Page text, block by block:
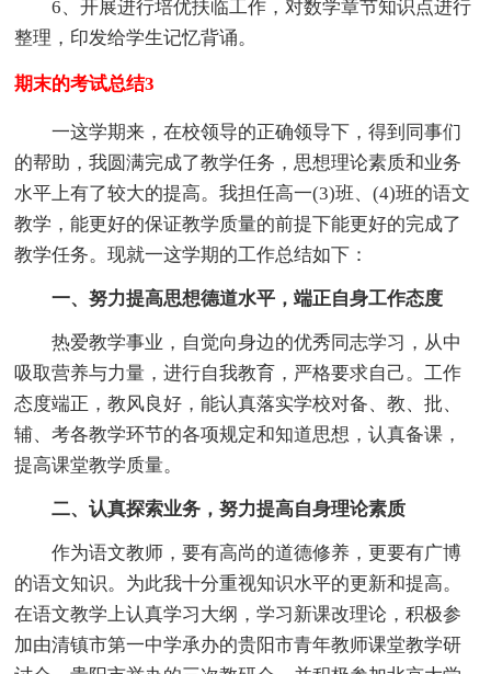
6、开展进行培优扶临工作，对数学章节知识点进行
整理，印发给学生记忆背诵。
期末的考试总结3
一这学期来，在校领导的正确领导下，得到同事们
的帮助，我圆满完成了教学任务，思想理论素质和业务
水平上有了较大的提高。我担任高一(3)班、(4)班的语文
教学，能更好的保证教学质量的前提下能更好的完成了
教学任务。现就一这学期的工作总结如下：
一、努力提高思想德道水平，端正自身工作态度
热爱教学事业，自觉向身边的优秀同志学习，从中
吸取营养与力量，进行自我教育，严格要求自己。工作
态度端正，教风良好，能认真落实学校对备、教、批、
辅、考各教学环节的各项规定和知道思想，认真备课，
提高课堂教学质量。
二、认真探索业务，努力提高自身理论素质
作为语文教师，要有高尚的道德修养，更要有广博
的语文知识。为此我十分重视知识水平的更新和提高。
在语文教学上认真学习大纲，学习新课改理论，积极参
加由清镇市第一中学承办的贵阳市青年教师课堂教学研